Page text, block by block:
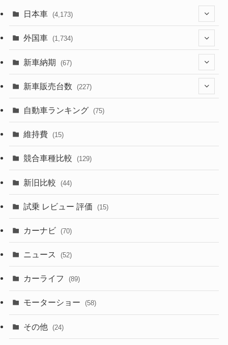
日本車 (4,173)
(1,321)
(329)
(357)
(328)
(253)
外国車 (1,734)
(242)
(85)
(84)
(50)
(43)
(6)
(9)
(58)
(28)
(27)
(26)
新車納期 (67)
(28)
(8)
(3)
(3)
新車販売台数 (227)
(21)
(5)
(7)
自動車ランキング (75)
維持費 (15)
競合車種比較 (129)
新旧比較 (44)
試乗 レビュー 評価 (15)
カーナビ (70)
ニュース (52)
カーライフ (89)
モーターショー (58)
その他 (24)